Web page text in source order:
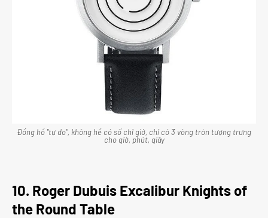
Đồng hồ "tự do", không hề có số chỉ giờ, chỉ có 3 vòng tròn tượng trưng
cho giờ, phút, giây
10. Roger Dubuis Excalibur Knights of
the Round Table